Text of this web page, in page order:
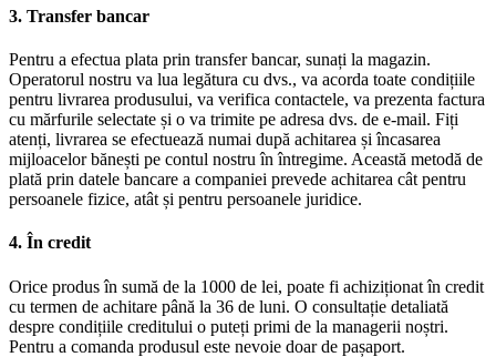
3. Transfer bancar
Pentru a efectua plata prin transfer bancar, sunați la magazin.
Operatorul nostru va lua legătura cu dvs., va acorda toate condițiile
pentru livrarea produsului, va verifica contactele, va prezenta factura
cu mărfurile selectate și o va trimite pe adresa dvs. de e-mail. Fiți
atenți, livrarea se efectuează numai după achitarea și încasarea
mijloacelor bănești pe contul nostru în întregime. Această metodă de
plată prin datele bancare a companiei prevede achitarea cât pentru
persoanele fizice, atât și pentru persoanele juridice.
4. În credit
Orice produs în sumă de la 1000 de lei, poate fi achiziționat în credit
cu termen de achitare până la 36 de luni. O consultație detaliată
despre condițiile creditului o puteți primi de la managerii noștri.
Pentru a comanda produsul este nevoie doar de pașaport.